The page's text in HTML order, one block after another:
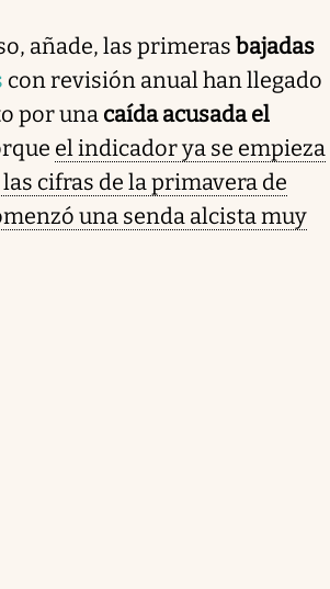
añade, las primeras bajadas
con revisión anual han llegado
por una caída acusada el
el indicador ya se empieza
cifras de la primavera de
una senda alcista muy